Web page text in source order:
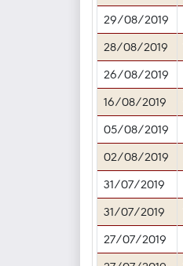
29/08/2019
28/08/2019
26/08/2019
16/08/2019
05/08/2019
02/08/2019
31/07/2019
31/07/2019
27/07/2019